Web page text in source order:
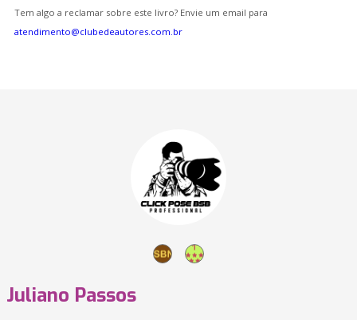
Tem algo a reclamar sobre este livro? Envie um email para
atendimento@clubedeautores.com.br
Juliano Passos